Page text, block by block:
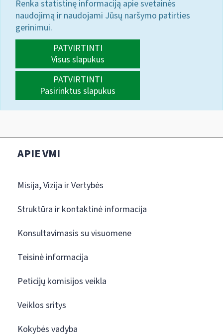
Renka statistinę informaciją apie svetainės
naudojimą ir naudojami Jūsų naršymo patirties
gerinimui.
PATVIRTINTI
Visus slapukus
PATVIRTINTI
Pasirinktus slapukus
APIE VMI
Misija, Vizija ir Vertybės
Struktūra ir kontaktinė informacija
Konsultavimasis su visuomene
Teisinė informacija
Peticijų komisijos veikla
Veiklos sritys
Kokybės vadyba